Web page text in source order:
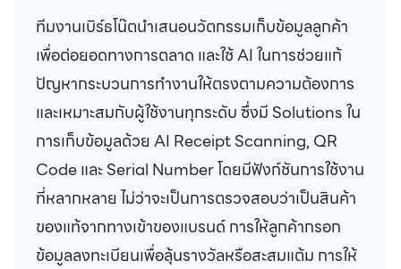
ทีมงานเบิร์ธโน๊ตนำเสนอนวัตกรรมเก็บข้อมูลลูกค้า
เพื่อต่อยอดทางการตลาด และใช้ AI ในการช่วยแก้
ปัญหากระบวนการทำงานให้ตรงตามความต้องการ
และเหมาะสมกับผู้ใช้งานทุกระดับ ซึ่งมี Solutions ใน
การเก็บข้อมูลด้วย AI Receipt Scanning, QR
Code และ Serial Number โดยมีฟังก์ชันการใช้งาน
ที่หลากหลาย ไม่ว่าจะเป็นการตรวจสอบว่าเป็นสินค้า
ของแท้จากทางเข้าของแบรนด์ การให้ลูกค้ากรอก
ข้อมูลลงทะเบียนเพื่อลุ้นรางวัลหรือสะสมแต้ม การให้